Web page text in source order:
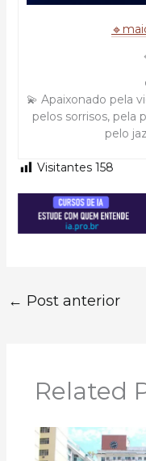
💫 Apaixonado pela
pelos sorrisos, pela
pelo
Visitantes 158
← Post anterior
Related